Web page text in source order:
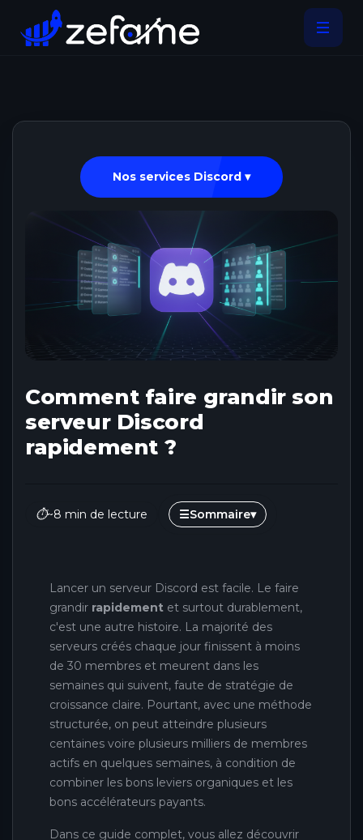
Nos services Discord ▾
Comment faire grandir son
serveur Discord
rapidement ?
⏱~8 min de lecture ☰Sommaire▾
Lancer un serveur Discord est facile. Le faire
grandir rapidement et surtout durablement,
c'est une autre histoire. La majorité des
serveurs créés chaque jour finissent à moins
de 30 membres et meurent dans les
semaines qui suivent, faute de stratégie de
croissance claire. Pourtant, avec une méthode
structurée, on peut atteindre plusieurs
centaines voire plusieurs milliers de membres
actifs en quelques semaines, à condition de
combiner les bons leviers organiques et les
bons accélérateurs payants.
Dans ce guide complet, vous allez découvrir